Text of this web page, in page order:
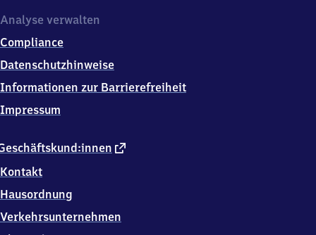
7
5
Hameln
externer
Kontakt
Hausordnung
Verkehrsunternehmen
Analyse verwalten
Compliance
Datenschutzhinweise
Informationen zur Barrierefreiheit
Impressum